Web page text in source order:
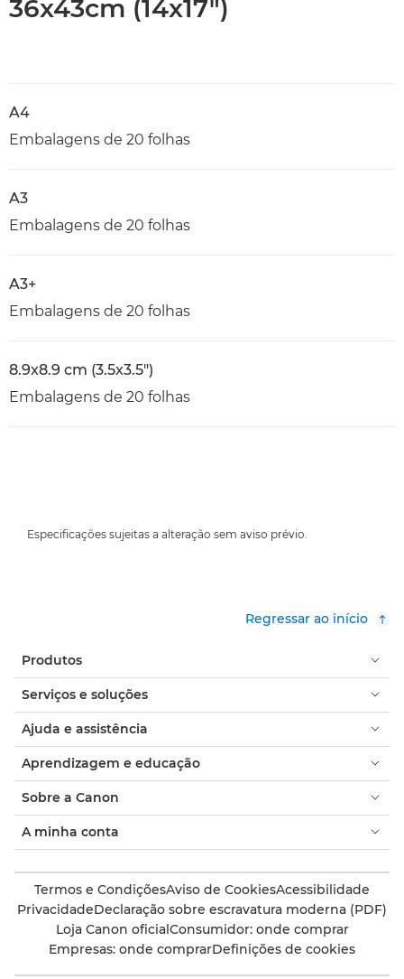
36x43cm (14x17")
A4
Embalagens de 20 folhas
A3
Embalagens de 20 folhas
A3+
Embalagens de 20 folhas
8.9x8.9 cm (3.5x3.5")
Embalagens de 20 folhas
Especificações sujeitas a alteração sem aviso prévio.
Regressar ao início
Produtos
Serviços e soluções
Ajuda e assistência
Aprendizagem e educação
Sobre a Canon
A minha conta
Termos e CondiçõesAviso de CookiesAcessibilidade
PrivacidadeDeclaração sobre escravatura moderna (PDF)
Loja Canon oficialConsumidor: onde comprar
Empresas: onde comprarDefinições de cookies